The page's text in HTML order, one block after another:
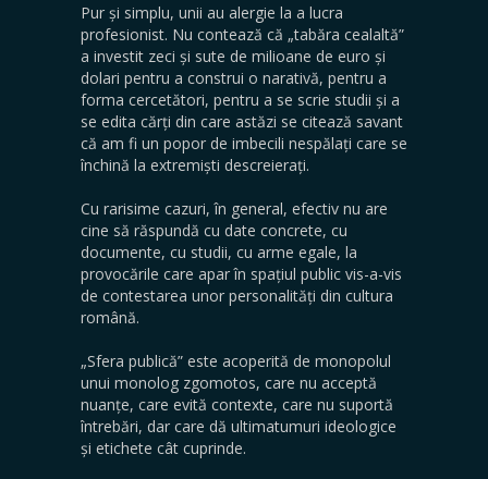
Pur și simplu, unii au alergie la a lucra
profesionist. Nu contează că „tabăra cealaltă”
a investit zeci și sute de milioane de euro și
dolari pentru a construi o narativă, pentru a
forma cercetători, pentru a se scrie studii și a
se edita cărți din care astăzi se citează savant
că am fi un popor de imbecili nespălați care se
închină la extremiști descreierați.
Cu rarisime cazuri, în general, efectiv nu are
cine să răspundă cu date concrete, cu
documente, cu studii, cu arme egale, la
provocările care apar în spațiul public vis-a-vis
de contestarea unor personalități din cultura
română.
„Sfera publică” este acoperită de monopolul
unui monolog zgomotos, care nu acceptă
nuanțe, care evită contexte, care nu suportă
întrebări, dar care dă ultimatumuri ideologice
și etichete cât cuprinde.